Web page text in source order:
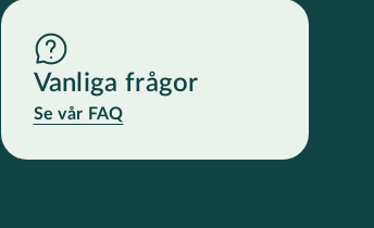
Vanliga frågor
Se vår FAQ